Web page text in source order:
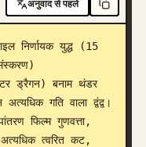
अनुवाद से पहले
निर्णायक युद्ध (15
ड्रैगन) बनाम थंडर
गति वाला द्वंद्व।
फिल्म गुणवत्ता,
त्वरित कट,